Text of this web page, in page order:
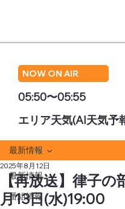
NOW ON AIR
05:50〜05:55
エリア天気(AI天気予
最新情報
番組情報
最新情報
【再放送】律子
月13日(水)19:00
2025年8月12日